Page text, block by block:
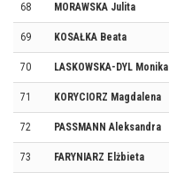
68 MORAWSKA Julita
69 KOSAŁKA Beata
70 LASKOWSKA-DYL Monika
71 KORYCIORZ Magdalena
72 PASSMANN Aleksandra
73 FARYNIARZ Elżbieta